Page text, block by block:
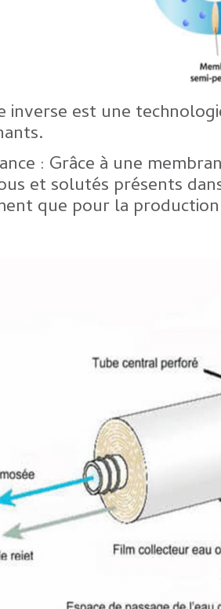
inverse est une
: Grâce à une
et solutés présents
que pour la